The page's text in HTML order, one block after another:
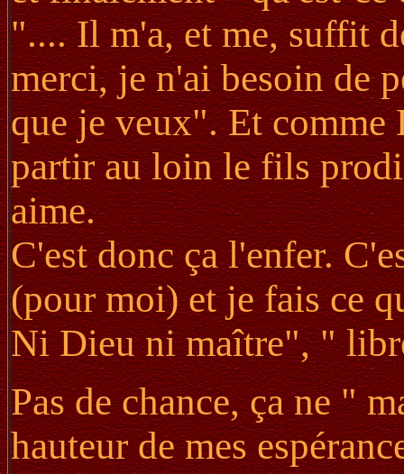
".... Il m'a, et me, suffit
merci, je n'ai besoin de
que je veux". Et comme
partir au loin le fils
aime.
C'est donc ça l'enfer.
(pour moi) et je fais ce
Ni Dieu ni maître", "
Pas de chance, ça ne "
hauteur de mes